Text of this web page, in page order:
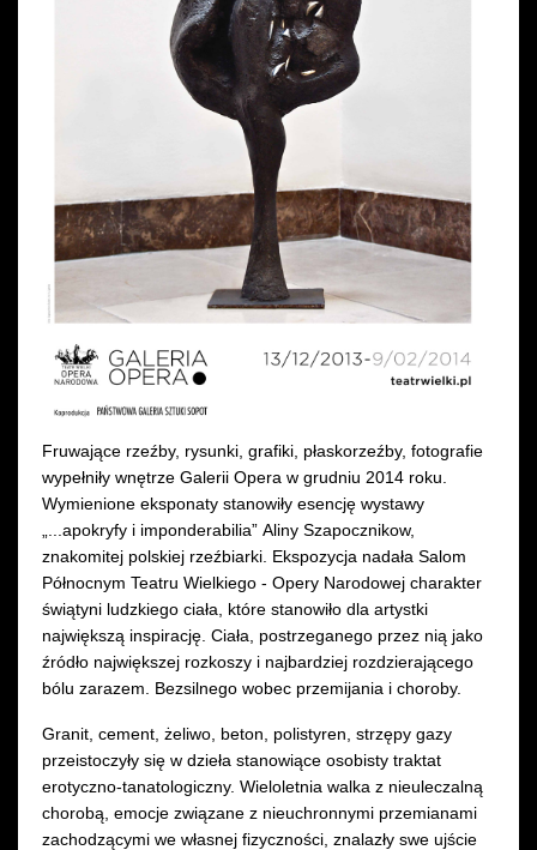
Fruwające rzeźby, rysunki, grafiki, płaskorzeźby, fotografie
wypełniły wnętrze Galerii Opera w grudniu 2014 roku.
Wymienione eksponaty stanowiły esencję wystawy
„...apokryfy i imponderabilia” Aliny Szapocznikow,
znakomitej polskiej rzeźbiarki. Ekspozycja nadała Salom
Północnym Teatru Wielkiego - Opery Narodowej charakter
świątyni ludzkiego ciała, które stanowiło dla artystki
największą inspirację. Ciała, postrzeganego przez nią jako
źródło największej rozkoszy i najbardziej rozdzierającego
bólu zarazem. Bezsilnego wobec przemijania i choroby.
Granit, cement, żeliwo, beton, polistyren, strzępy gazy
przeistoczyły się w dzieła stanowiące osobisty traktat
erotyczno-tanatologiczny. Wieloletnia walka z nieuleczalną
chorobą, emocje związane z nieuchronnymi przemianami
zachodzącymi we własnej fizyczności, znalazły swe ujście